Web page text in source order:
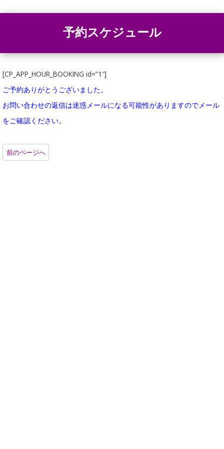
予約スケジュール
[CP_APP_HOUR_BOOKING id=”1″]
ご予約ありがとうございました。
お問い合わせの返信は迷惑メールになる可能性がありますのでメール
をご確認ください。
前のページへ